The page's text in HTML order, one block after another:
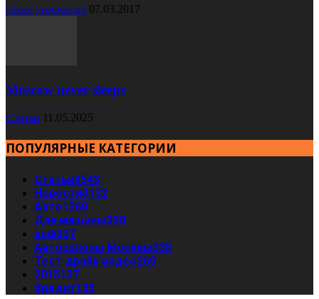
Cruze универсал 07.03.2017
Moscow never sleeps
Статьи 11.05.2025
ПОПУЛЯРНЫЕ КАТЕГОРИИ
Статьи3543
Новости3132
Авто1360
Для машины350
audi337
Автосалоны Москвы335
Тест-драйв видео260
2015137
Кредит135